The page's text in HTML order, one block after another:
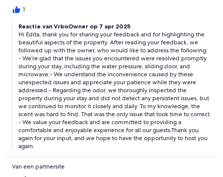
that it was not ready to be rented especially for that rate of this
I mentioned within three days but ignored my request for that
credit twice. That stench we smelt was like urine that we were
breathing in until they got it fixed. VRBO I never had this kind a
problem but it was very concerning. Some kind of response
from the owners of the property would have been the right
thing to do I realize the host is the host but some kind of follow
through would have been the right thing to do. Anyone staying
here please verify that all is working properly for that money.
The home is beautiful just wish we could have had the
wonderful experience we paid for.
1
Reactie van VrboOwner op 7 apr 2025
Hi Edita, thank you for sharing your feedback and for highlighting the
beautiful aspects of the property. After reading your feedback, we
followed up with the owner, who would like to address the following:
- We’re glad that the issues you encountered were resolved promptly
during your stay, including the water pressure, sliding door, and
microwave.- We understand the inconvenience caused by these
unexpected issues and appreciate your patience while they were
addressed.- Regarding the odor, we thoroughly inspected the
property during your stay and did not detect any persistent issues, but
we continued to monitor it closely and daily. To my knowledge, the
scent was hard to find. That was the only issue that took time to correct.
- We value your feedback and are committed to providing a
comfortable and enjoyable experience for all our guests.Thank you
again for your input, and we hope to have the opportunity to host you
again.
Van een partnersite